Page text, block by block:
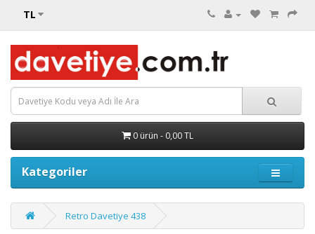
TL
0 ürün - 0,00 TL
Kategoriler
Retro Davetiye 438